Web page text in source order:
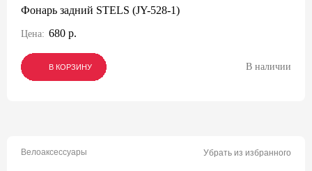
Фонарь задний STELS (JY-528-1)
Цена: 680 р.
В КОРЗИНУ
В КОРЗИНУ
В КОРЗИНУ В наличии
Велоаксессуары Убрать из избранного